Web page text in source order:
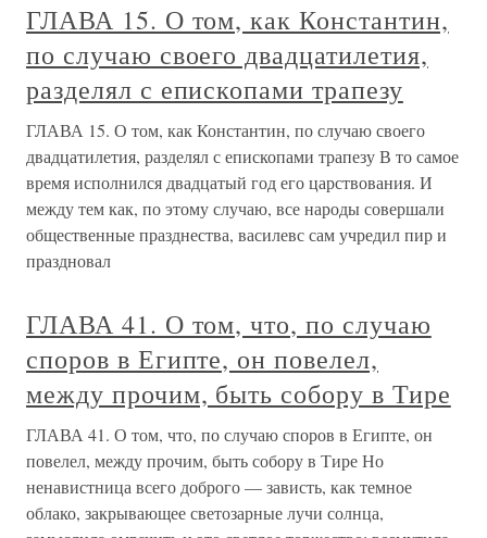
ГЛАВА 15. О том, как Константин,
по случаю своего двадцатилетия,
разделял с епископами трапезу
ГЛАВА 15. О том, как Константин, по случаю своего
двадцатилетия, разделял с епископами трапезу В то самое
время исполнился двадцатый год его царствования. И
между тем как, по этому случаю, все народы совершали
общественные празднества, василевс сам учредил пир и
праздновал
ГЛАВА 41. О том, что, по случаю
споров в Египте, он повелел,
между прочим, быть собору в Тире
ГЛАВА 41. О том, что, по случаю споров в Египте, он
повелел, между прочим, быть собору в Тире Но
ненавистница всего доброго — зависть, как темное
облако, закрывающее светозарные лучи солнца,